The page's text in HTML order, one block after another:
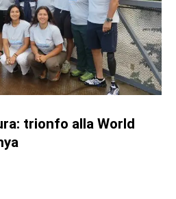
trionfo alla World